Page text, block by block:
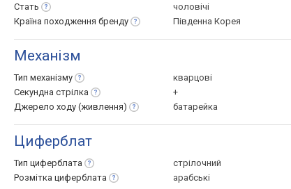
Стать
чоловічі
Країна походження бренду Південна Корея
Механізм
Тип механізму
кварцові
Секундна стрілка
+
Джерело ходу (живлення) батарейка
Циферблат
Тип циферблата
стрілочний
Розмітка циферблата
арабські